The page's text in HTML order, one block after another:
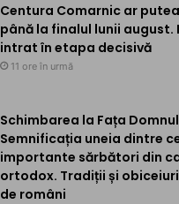
Centura Comarnic ar
până la finalul lunii august.
intrat în etapa decisivă
11 ore în urmă
Schimbarea la Fața
Semnificația uneia dintre
importante sărbători din
ortodox. Tradiții și
de români